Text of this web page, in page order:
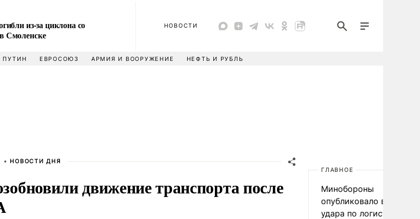
из-за циклона со
Смоленске
НОВОСТИ
ПУТИН ЕВРОСОЮЗ АРМИЯ И ВООРУЖЕНИЕ НЕФТЬ И РУБЛЬ
• НОВОСТИ ДНЯ
движение транспорта после
ГЛАВНОЕ
Минобороны
опубликовало видео
удара по